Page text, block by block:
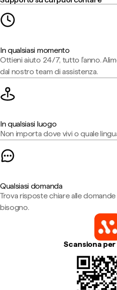
In qualsiasi momento
Ottieni aiuto 24/7, tutto l'anno.
dal nostro team di assistenza.
In qualsiasi luogo
Non importa dove vivi o quale
Qualsiasi domanda
Trova risposte chiare alle
bisogno.
Scansiona